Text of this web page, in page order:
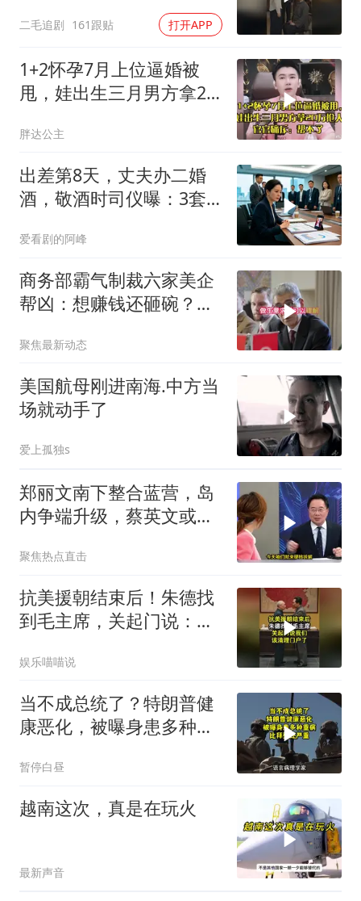
二毛追剧 161跟贴 打开APP
1+2怀孕7月上位逼婚被
甩，娃出生三月男方拿20
胖达公主
出差第8天，丈夫办二婚
酒，敬酒时司仪曝：3套
爱看剧的阿峰
商务部霸气制裁六家美企
帮凶：想赚钱还砸碗？没
聚焦最新动态
美国航母刚进南海.中方当
场就动手了
爱上孤独s
郑丽文南下整合蓝营，岛
内争端升级，蔡英文或宣
聚焦热点直击
抗美援朝结束后！朱德找
到毛主席，关起门说：我
娱乐喵喵说
当不成总统了？特朗普健
康恶化，被曝身患多种重
暂停白昼
越南这次，真是在玩火
最新声音